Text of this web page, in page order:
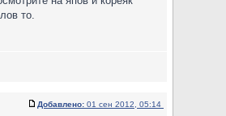
то.
Добавлено: 01 сен 2012, 05:14